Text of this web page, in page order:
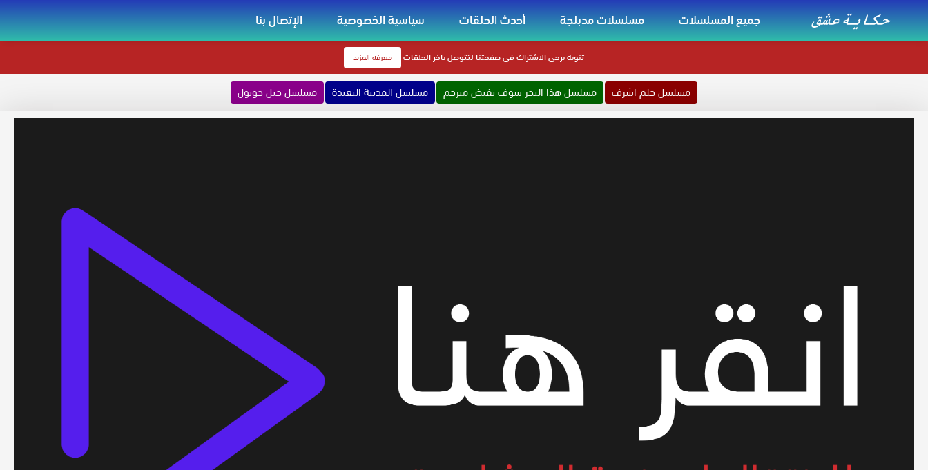
جميع المسلسلات مسلسلات مدبلجة أحدث الحلقات سياسية الخصوصية الإتصال بنا
تنويهيرجى الاشتراك في صفحتنا لتتوصل باخر الحلقات معرفة المزيد
مسلسل حلم اشرف مسلسل هذا البحر سوف يفيض مترجم مسلسل المدينة البعيدة مسلسل جبل جونول